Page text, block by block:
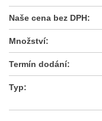
Naše cena bez DPH:
Množství:
Termín dodání:
Typ: